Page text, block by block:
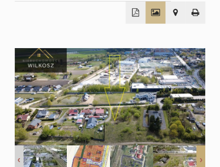
Domy
Działki
Lokale
Hale
−